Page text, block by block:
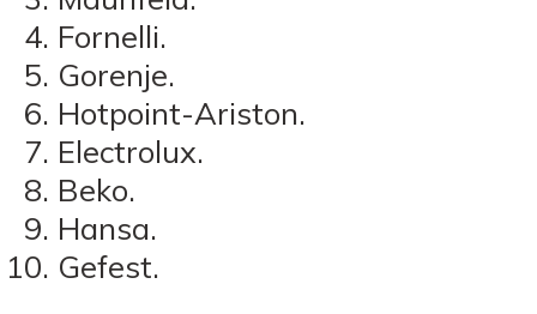
Fornelli.
Gorenje.
Hotpoint-Ariston.
Electrolux.
Beko.
Hansa.
Gefest.